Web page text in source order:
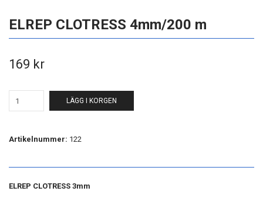
ELREP CLOTRESS 4mm/200 m
169 kr
LÄGG I KORGEN
Artikelnummer: 122
ELREP CLOTRESS 3mm